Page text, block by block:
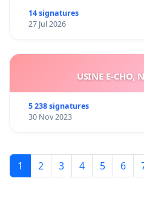
14 signatures
27 Jul 2026
USINE E-CHO,
5 238 signatures
30 Nov 2023
1 2 3 4 5 6